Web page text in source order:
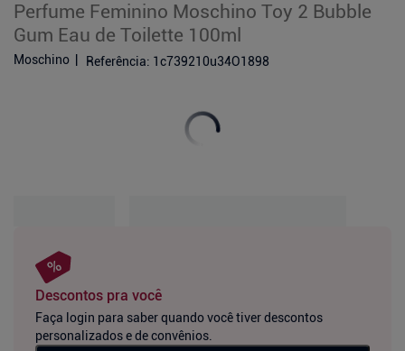
Perfume Feminino Moschino Toy 2 Bubble
Gum Eau de Toilette 100ml
Moschino Referência: 1c739210u34O1898
Descontos pra você
Faça login para saber quando você tiver descontos
personalizados e de convênios.